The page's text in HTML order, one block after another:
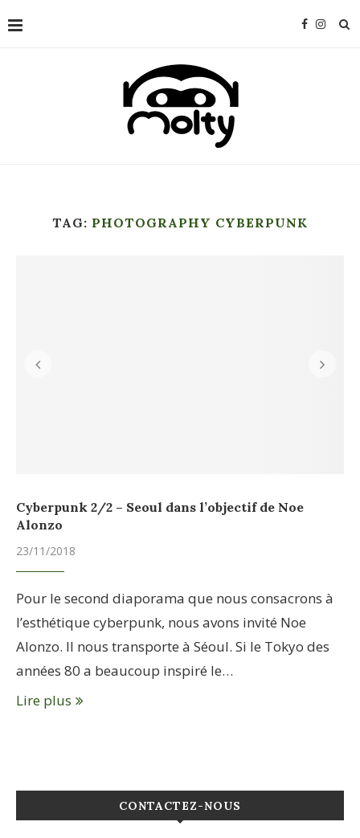
TAG: PHOTOGRAPHY CYBERPUNK
Cyberpunk 2/2 – Seoul dans l’objectif de Noe
Alonzo
23/11/2018
Pour le second diaporama que nous consacrons à
l’esthétique cyberpunk, nous avons invité Noe
Alonzo. Il nous transporte à Séoul. Si le Tokyo des
années 80 a beaucoup inspiré le…
Lire plus
CONTACTEZ-NOUS